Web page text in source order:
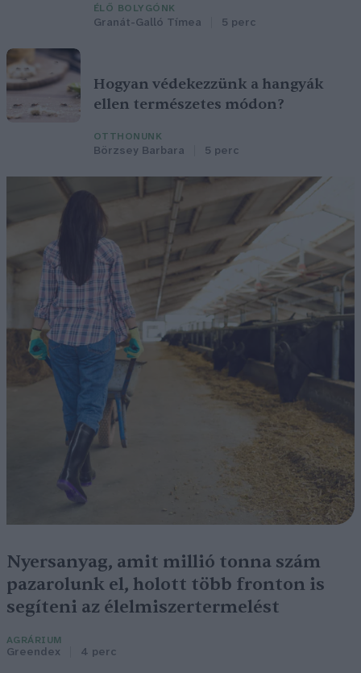
ÉLŐ BOLYGÓNK
Granát-Galló Tímea 5 perc
Hogyan védekezzünk a hangyák
ellen természetes módon?
OTTHONUNK
Börzsey Barbara 5 perc
Nyersanyag, amit millió tonna szám
pazarolunk el, holott több fronton is
segíteni az élelmiszertermelést
AGRÁRIUM
Greendex 4 perc